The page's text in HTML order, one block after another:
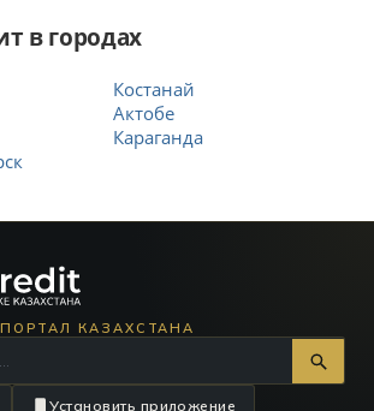
в городах
Костанай
Актобе
Караганда
КАЗАХСТАНА
Установить приложение